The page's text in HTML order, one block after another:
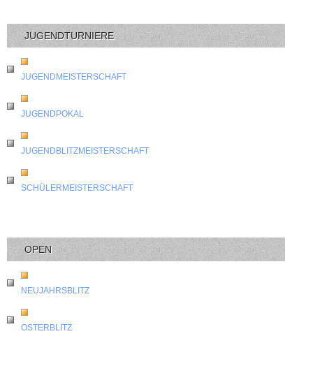
JUGENDTURNIERE
JUGENDMEISTERSCHAFT
JUGENDPOKAL
JUGENDBLITZMEISTERSCHAFT
SCHÜLERMEISTERSCHAFT
OPEN
NEUJAHRSBLITZ
OSTERBLITZ